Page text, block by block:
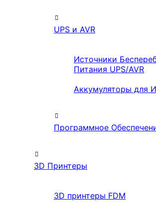
UPS и AVR
Источники
Питания UPS/AVR
Аккумуляторы для
Программное
3D Принтеры
3D принтеры FDM